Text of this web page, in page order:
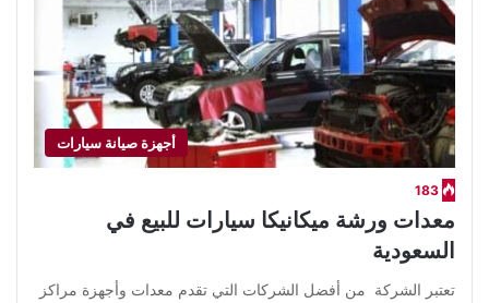
أجهزة صيانة سيارات
183
معدات ورشة ميكانيكا سيارات للبيع في
السعودية
تعتبر الشركة من أفضل الشركات التي تقدم معدات وأجهزة مراكز